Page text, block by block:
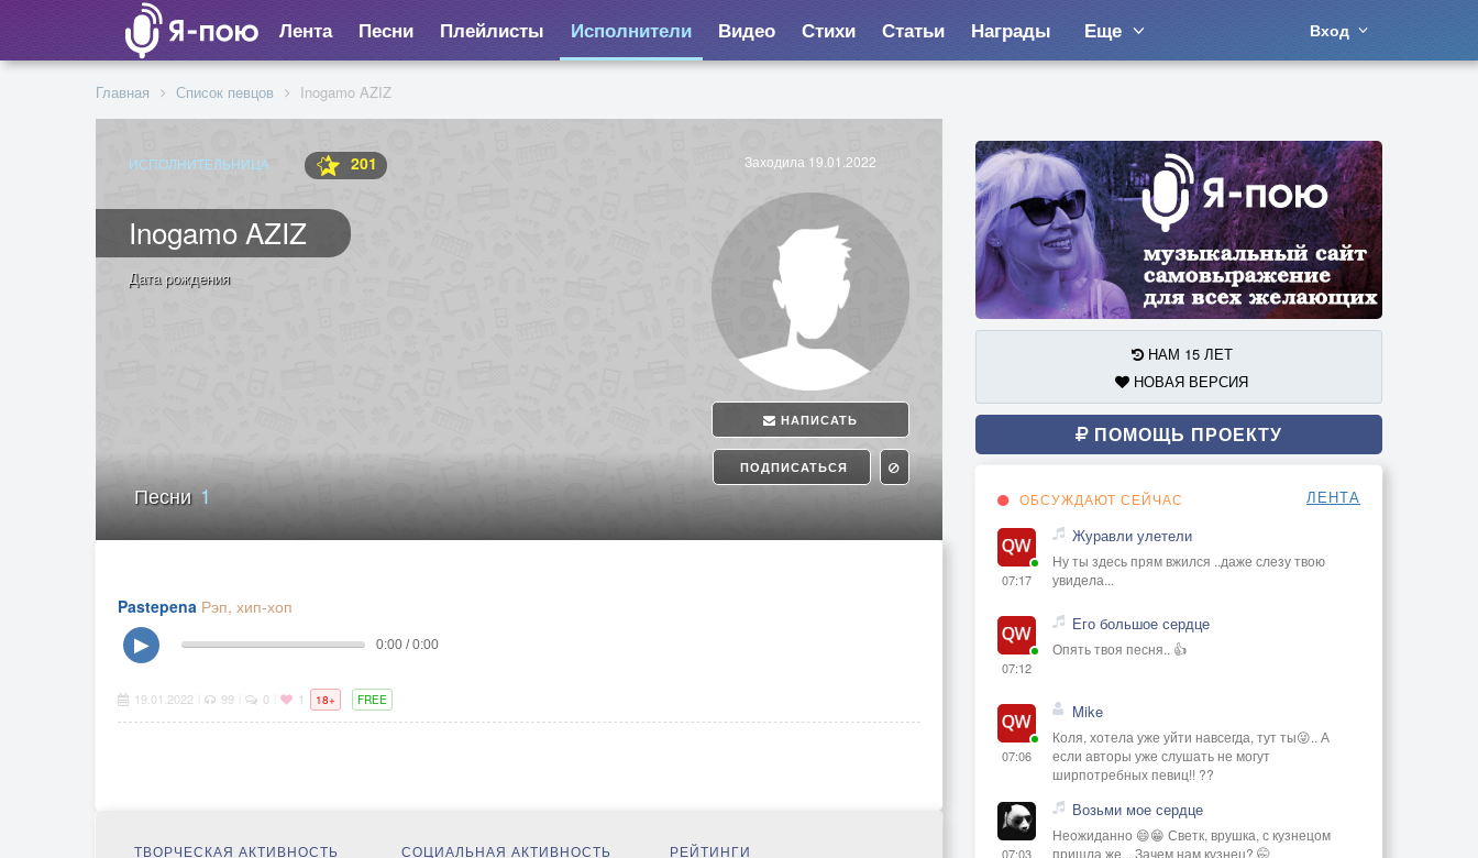
Лента Песни Плейлисты Исполнители Видео Стихи Статьи Награды Еще Вход
Главная Список певцов Inogamo AZIZ
ИСПОЛНИТЕЛЬНИЦА 201
Inogamo AZIZ
Заходила 19.01.2022
НАПИСАТЬ
ПОДПИСАТЬСЯ
Дата рождения
Песни1
Pastepena Рэп, хип-хоп
▶
0:00 / 0:00
19.01.2022 99 0 1 18+ FREE
ТВОРЧЕСКАЯ АКТИВНОСТЬ СОЦИАЛЬНАЯ АКТИВНОСТЬ РЕЙТИНГИ
НАМ 15 ЛЕТ
НОВАЯ ВЕРСИЯ
ПОМОЩЬ ПРОЕКТУ
ОБСУЖДАЮТ СЕЙЧАС ЛЕНТА
07:17
Журавли улетели
Ну ты здесь прям вжился ..даже слезу твою
увидела...
07:12
Его большое сердце
Опять твоя песня.. 👍
07:06
Mike
Коля, хотела уже уйти навсегда, тут ты😜.. А
если авторы уже слушать не могут
ширпотребных певиц!! ??
07:03
Возьми мое сердце
Неожиданно 😄😁 Светк, врушка, с кузнецом
пришла же... Зачем нам кузнец? 🤭